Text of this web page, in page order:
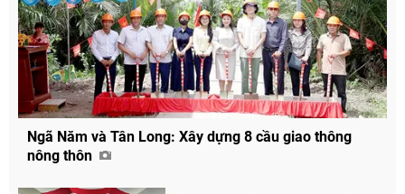
Ngã Năm và Tân Long: Xây dựng 8 cầu giao thông
nông thôn